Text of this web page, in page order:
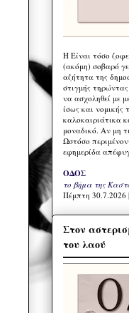
Η Eίναι τόσο
(ακόμη) σοβαρό
αζήτητα της
στιγμής
να ασχοληθεί με
ίσως και νομικής
καλοκαιριάτικα
μοναδικό. Αν μη
Ωστόσο
εφημερίδα
ΟΔΟΣ
το βήμα της
Πέμπτη 30.7.2026
Στον
του λαού